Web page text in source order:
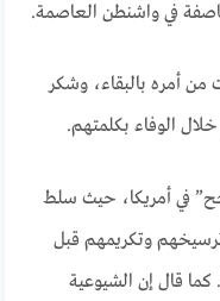
في واشنطن العاصمة.
من أمره بالبقاء، وشكر
الوفاء بكلمتهم.
في أمريكا، حيث سلط
وتكريمهم قبل
كما قال إن الشيوعية